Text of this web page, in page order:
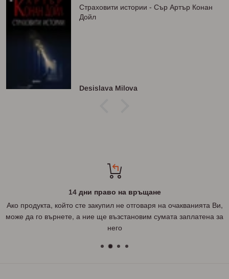
Страховити истории - Сър Артър Конан
Дойл
Desislava Milova
14 дни право на връщане
Ако продукта, който сте закупил не отговаря на очакванията Ви,
може да го върнете, а ние ще възстановим сумата заплатена за
него